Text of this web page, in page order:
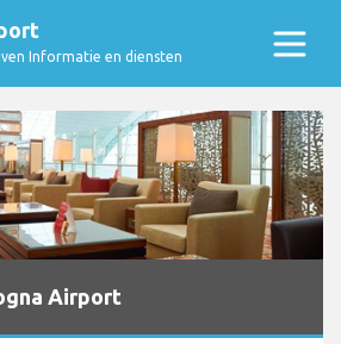
Informatie en diensten
Airport